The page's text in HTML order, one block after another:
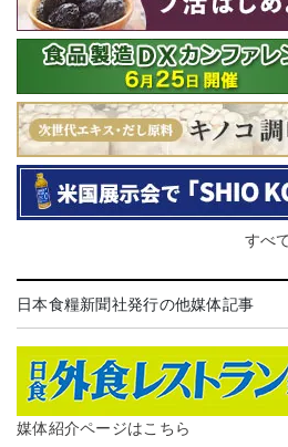
すべ
日本食糧新聞社発行の他媒体記事
媒体紹介ページはこちら